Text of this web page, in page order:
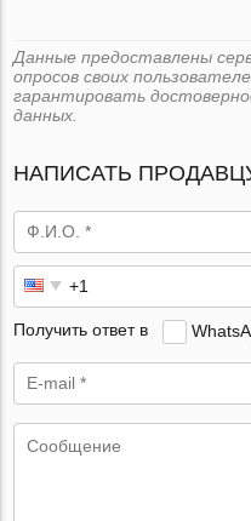
Данные предоставлены
опросов своих
гарантировать
данных.
НАПИСАТЬ
Получить ответ в